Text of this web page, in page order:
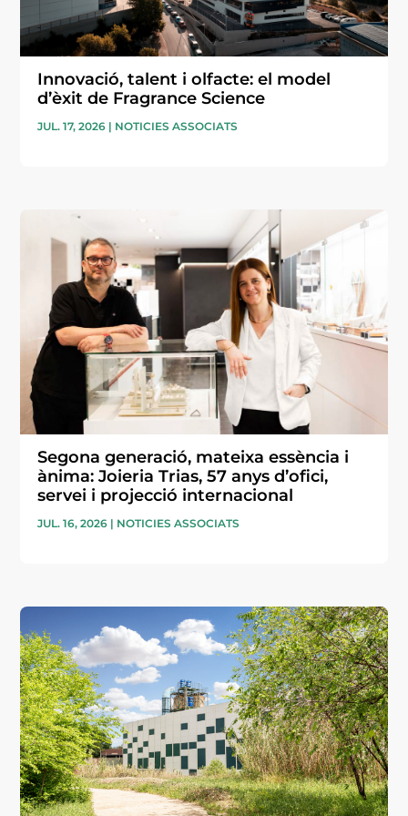
Innovació, talent i olfacte: el model
d’èxit de Fragrance Science
JUL. 17, 2026 | NOTICIES ASSOCIATS
Segona generació, mateixa essència i
ànima: Joieria Trias, 57 anys d’ofici,
servei i projecció internacional
JUL. 16, 2026 | NOTICIES ASSOCIATS